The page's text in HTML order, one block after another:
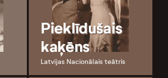
Pieklīdušais
kaķēns
Latvijas Nacionālais teātris